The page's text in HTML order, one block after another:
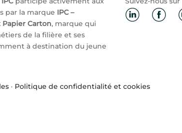
par la marque IPC –
Carton, marque qui
de la filière et ses
à destination du jeune
· Politique de confidentialité et cookies